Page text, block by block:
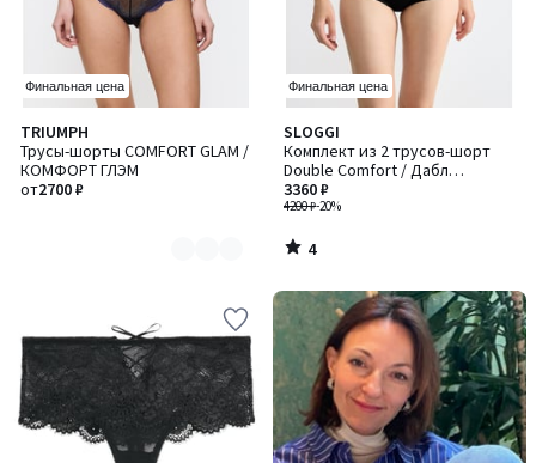
Финальная цена
TRIUMPH
Трусы-шорты COMFORT GLAM /
КОМФОРТ ГЛЭМ
от2700 ₽
Количество
цветов:
2
Финальная цена
SLOGGI
Комплект из 2 трусов-шорт
Double Comfort / Дабл
Комфорт
4200 ₽-20%
3360 ₽
4
/
5
4
/
-